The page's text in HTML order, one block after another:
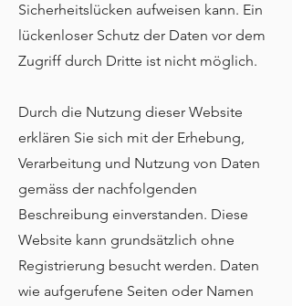
Sicherheitslücken aufweisen kann. Ein
lückenloser Schutz der Daten vor dem
Zugriff durch Dritte ist nicht möglich.
Durch die Nutzung dieser Website
erklären Sie sich mit der Erhebung,
Verarbeitung und Nutzung von Daten
gemäss der nachfolgenden
Beschreibung einverstanden. Diese
Website kann grundsätzlich ohne
Registrierung besucht werden. Daten
wie aufgerufene Seiten oder Namen